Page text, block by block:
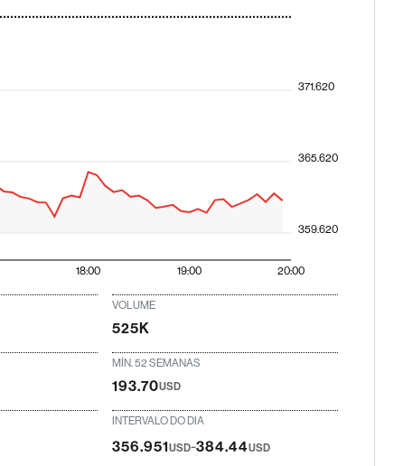
18:00 19:00 20:00
359.620
365.620
371.620
VOLUME
525K
MÍN. 52 SEMANAS
193.70USD
INTERVALO DO DIA
356.951USD-384.44USD